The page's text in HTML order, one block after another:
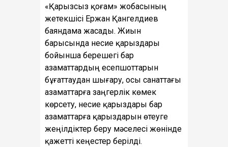
«Қарызсыз қоғам» жобасының
жетекшісі Ержан Қангелдиев
баяндама жасады. Жиын
барысында несие қарыздары
бойынша берешегі бар
азаматтардың есепшоттарын
бұғаттаудан шығару, осы санаттағы
азаматтарға заңгерлік көмек
көрсету, несие қарыздары бар
азаматтарға қарыздарын өтеуге
жеңілдіктер беру мәселесі жөнінде
қажетті кеңестер берілді.